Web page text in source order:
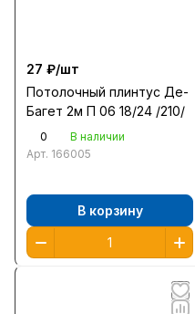
27 ₽/шт
Потолочный плинтус Де-
Багет 2м П 06 18/24 /210/
0
В наличии
Арт. 166005
В корзину